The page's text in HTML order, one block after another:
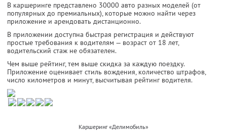
В каршеринге представлено 30000 авто разных моделей (от
популярных до премиальных), которые можно найти через
приложение и арендовать дистанционно.
В приложении доступна быстрая регистрация и действуют
простые требования к водителям — возраст от 18 лет,
водительский стаж не обязателен.
Чем выше рейтинг, тем выше скидка за каждую поездку.
Приложение оценивает стиль вождения, количество штрафов,
число километров и минут, высчитывая рейтинг водителя.
Каршеринг «Делимобиль»